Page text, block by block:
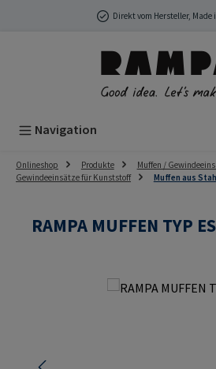
Zum Hauptinhalt springenDirekt vom Hersteller, Made
Navigation
Onlineshop Produkte
Muffen /
Gewindeeinsätze für Kunststoff
Muffen aus
RAMPA MUFFEN TYP ES
Bildergalerie überspringen